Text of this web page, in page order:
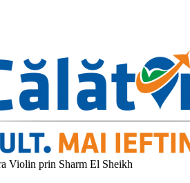
Violin prin Sharm El Sheikh